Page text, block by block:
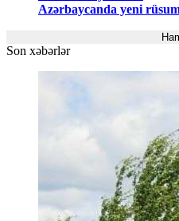
Azərbaycanda yeni
Son xəbərlər